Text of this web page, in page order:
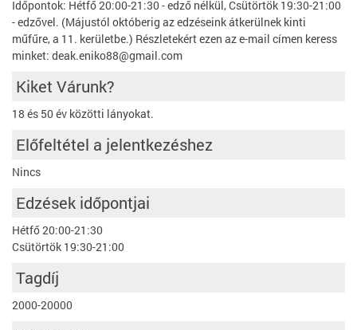
Időpontok: Hétfő 20:00-21:30 - edző nélkül, Csütörtök 19:30-21:00
- edzővel. (Májustól októberig az edzéseink átkerülnek kinti
műfűre, a 11. kerületbe.) Részletekért ezen az e-mail címen keress
minket: deak.eniko88@gmail.com
Kiket Várunk?
18 és 50 év közötti lányokat.
Előfeltétel a jelentkezéshez
Nincs
Edzések időpontjai
Hétfő 20:00-21:30
Csütörtök 19:30-21:00
Tagdíj
2000-20000